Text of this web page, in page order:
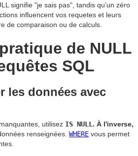
signifie "je sais pas", tandis qu’un zéro
influencent vos requetes et leurs
de comparaison ou de calculs.
de NULL
SQL
les données avec
utilisez IS NULL . À l'inverse,
renseignées. WHERE vous permet